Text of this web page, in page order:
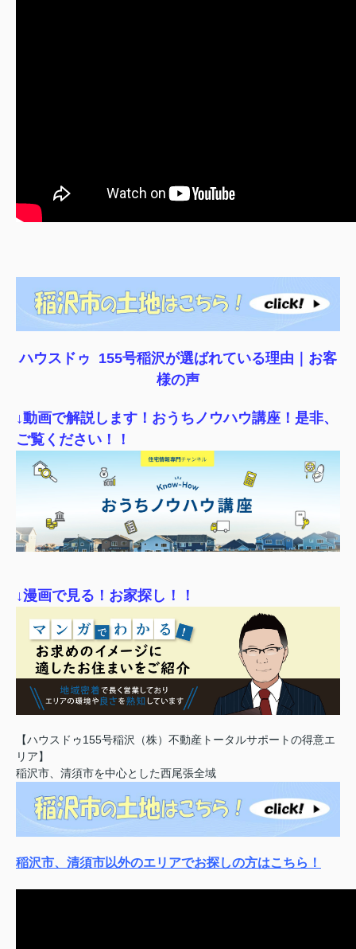
ハウスドゥ 155号稲沢が選ばれている理由｜ お客
様の声
↓動画で解説します！おうちノウハウ講座！是非、
ご覧ください！！
↓漫画で見る！お家探し！！
【ハウスドゥ155号稲沢（株）不動産トータルサポートの得意エ
リア】
稲沢市、清須市を中心とした西尾張全域
稲沢市、清須市以外のエリアでお探しの方はこちら！